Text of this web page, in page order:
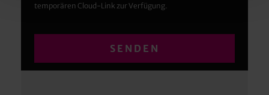
temporären Cloud-Link zur Verfügung.